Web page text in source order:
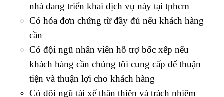
nhà đang triển khai dịch vụ này tại tphcm
Có hóa đơn chứng từ đầy đủ nếu khách hàng
cần
Có đội ngũ nhân viên hỗ trợ bốc xếp nếu
khách hàng cần chúng tôi cung cấp để thuận
tiện và thuận lợi cho khách hàng
Có đội ngũ tài xế thân thiện và trách nhiệm